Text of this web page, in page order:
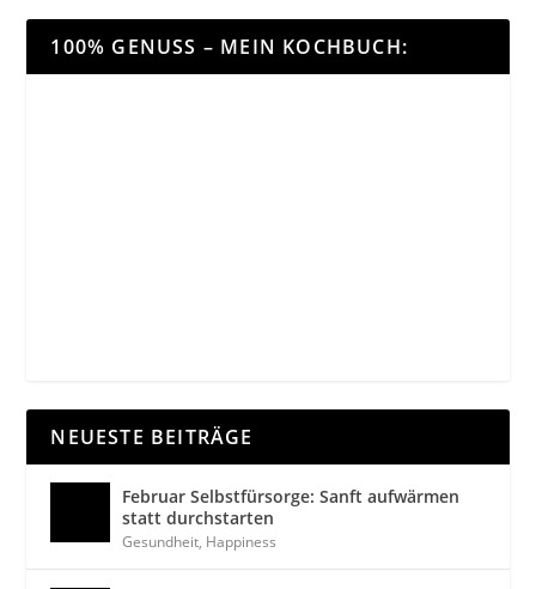
100% GENUSS – MEIN KOCHBUCH:
NEUESTE BEITRÄGE
Februar Selbstfürsorge: Sanft aufwärmen
statt durchstarten
Gesundheit, Happiness